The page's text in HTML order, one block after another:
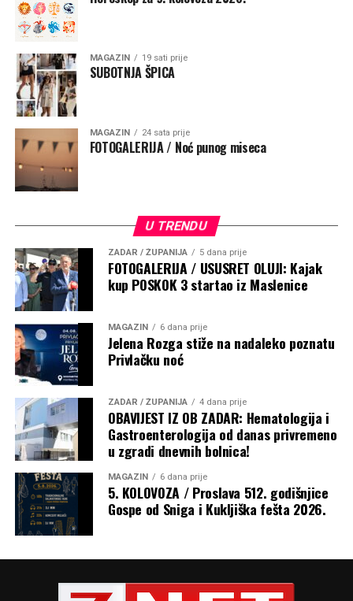
MAGAZIN 19 sati prije
SUBOTNJA ŠPICA
MAGAZIN 24 sata prije
FOTOGALERIJA / Noć punog miseca
U TRENDU
ZADAR / ŽUPANIJA 5 dana prije
FOTOGALERIJA / USUSRET OLUJI: Kajak
kup POSKOK 3 startao iz Maslenice
MAGAZIN 6 dana prije
Jelena Rozga stiže na nadaleko poznatu
Privlačku noć
ZADAR / ŽUPANIJA 4 dana prije
OBAVIJEST IZ OB ZADAR: Hematologija i
Gastroenterologija od danas privremeno
u zgradi dnevnih bolnica!
MAGAZIN 6 dana prije
5. KOLOVOZA / Proslava 512. godišnjice
Gospe od Sniga i Kukljiška fešta 2026.